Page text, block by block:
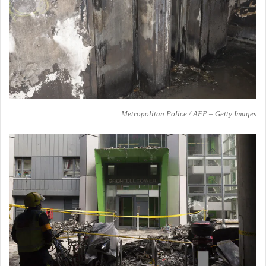
Metropolitan Police / AFP – Getty Images